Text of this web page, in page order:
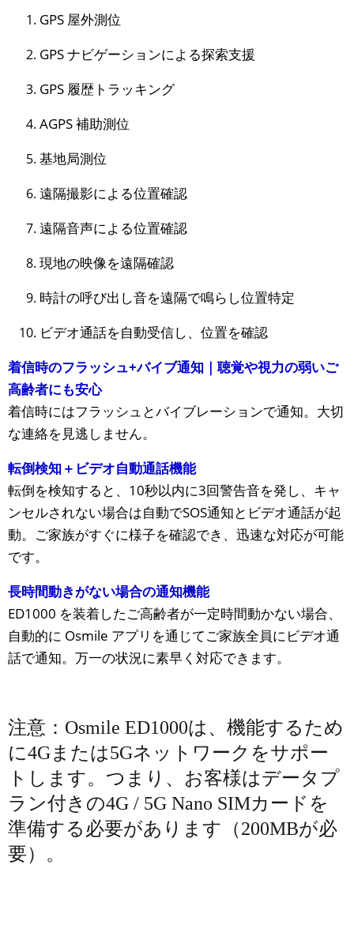
GPS 屋外測位
GPS ナビゲーションによる探索支援
GPS 履歴トラッキング
AGPS 補助測位
基地局測位
遠隔撮影による位置確認
遠隔音声による位置確認
現地の映像を遠隔確認
時計の呼び出し音を遠隔で鳴らし位置特定
ビデオ通話を自動受信し、位置を確認
着信時のフラッシュ+バイブ通知｜聴覚や視力の弱いご
高齢者にも安心
着信時にはフラッシュとバイブレーションで通知。大切
な連絡を見逃しません。
転倒検知＋ビデオ自動通話機能
転倒を検知すると、10秒以内に3回警告音を発し、キャ
ンセルされない場合は自動でSOS通知とビデオ通話が起
動。ご家族がすぐに様子を確認でき、迅速な対応が可能
です。
長時間動きがない場合の通知機能
ED1000 を装着したご高齢者が一定時間動かない場合、
自動的に Osmile アプリを通じてご家族全員にビデオ通
話で通知。万一の状況に素早く対応できます。
注意：Osmile ED1000は、機能するため
に4Gまたは5Gネットワ​​ークをサポー
トします。つまり、お客様はデータプ
ラン付きの4G / 5G Nano SIMカードを
準備する必要があります（200MBが必
要）。